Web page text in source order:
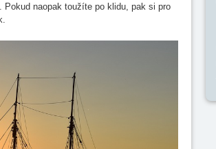
Pokud naopak toužíte po klidu, pak si pro